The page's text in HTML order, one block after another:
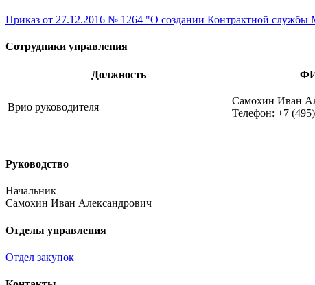
Приказ от 27.12.2016 № 1264 "О создании Контрактной
Сотрудники управления
Должность
Врио руководителя
Самохин Иван
Телефон: +7
Руководство
Начальник
Самохин Иван Александрович
Отделы управления
Отдел закупок